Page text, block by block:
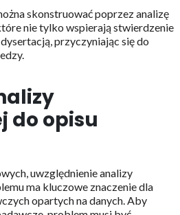
skonstruować poprzez analizę
nie tylko wspierają stwierdzenie
przyczyniając się do
do opisu
uwzględnienie analizy
ma kluczowe znaczenie dla
opartych na danych. Aby